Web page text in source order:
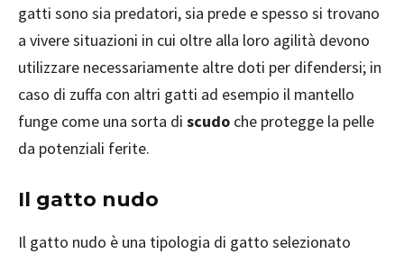
gatti sono sia predatori, sia prede e spesso si trovano
a vivere situazioni in cui oltre alla loro agilità devono
utilizzare necessariamente altre doti per difendersi; in
caso di zuffa con altri gatti ad esempio il mantello
funge come una sorta di scudo che protegge la pelle
da potenziali ferite.
Il gatto nudo
Il gatto nudo è una tipologia di gatto selezionato